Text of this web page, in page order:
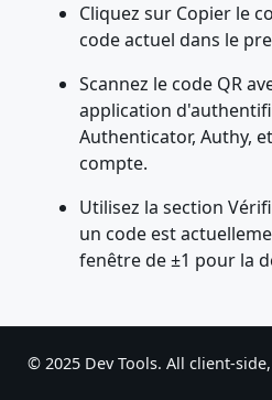
Cliquez sur Copier le
code actuel dans le
Scannez le code QR
application
Authenticator, Authy,
compte.
Utilisez la section
un code est
fenêtre de ±1 pour la
© 2025 Dev Tools. All client-